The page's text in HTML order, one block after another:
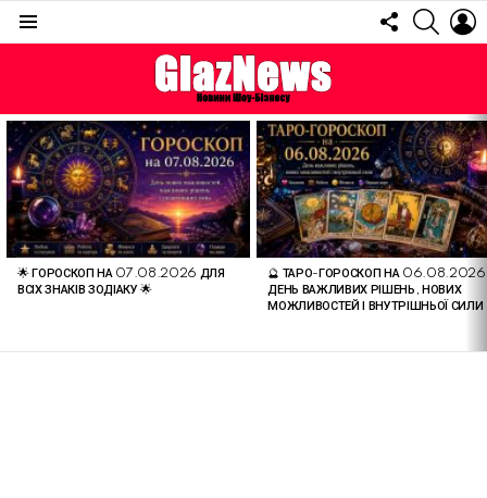
FOLLOW
US
ОСТАННІ
СТАТТІ
🌟 ГОРОСКОП НА 07.08.2026 ДЛЯ
ВСІХ ЗНАКІВ ЗОДІАКУ 🌟
🔮 ТАРО-ГОРОСКОП НА
ДЕНЬ ВАЖЛИВИХ РІШЕНЬ, НОВИХ
МОЖЛИВОСТЕЙ І ВНУТРІШНЬОЇ СИЛИ